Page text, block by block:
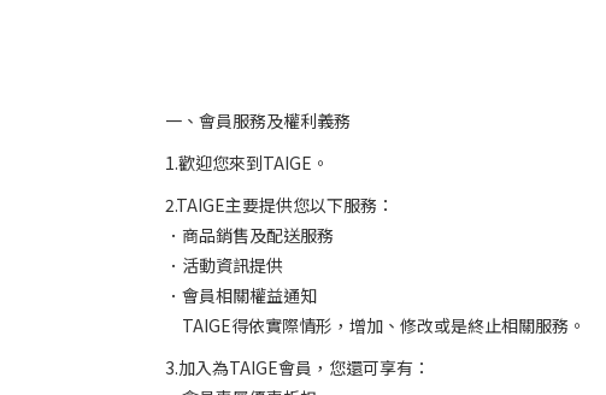
一、會員服務及權利義務
1.歡迎您來到TAIGE 。
2.TAIGE主要提供您以下服務：
．商品銷售及配送服務
．活動資訊提供
．會員相關權益通知
TAIGE得依實際情形，增加、修改或是終止相關服務。
3.加入為TAIGE會員，您還可享有：